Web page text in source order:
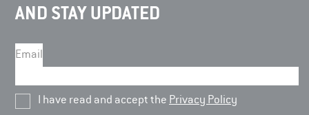
AND STAY UPDATED
Email
I have read and accept the Privacy Policy